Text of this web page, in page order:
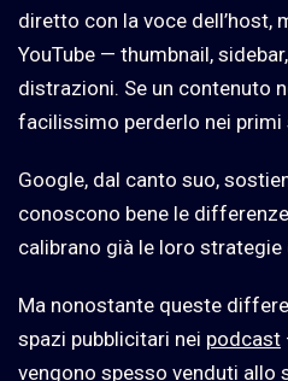
diretto con la voce dell’host,
YouTube — thumbnail,
distrazioni. Se un contenuto
facilissimo perderlo nei primi
Google, dal canto suo,
conoscono bene le
calibrano già le loro strategie
Ma nonostante queste
spazi pubblicitari nei podcast
vengono spesso venduti allo